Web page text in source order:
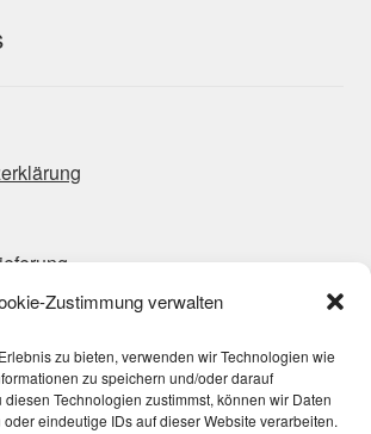
Zustimmung verwalten
zu bieten, verwenden wir Technologien wie
zu speichern und/oder darauf
Technologien zustimmst, können wir Daten
eindeutige IDs auf dieser Website verarbeiten.
(EU)